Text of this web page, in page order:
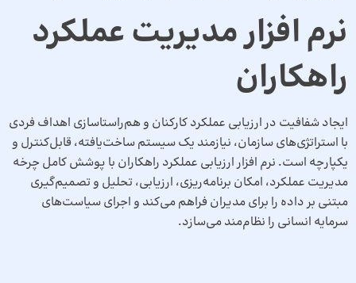
نرم افزار مدیریت عملکرد
راهکاران
ایجاد شفافیت در ارزیابی عملکرد کارکنان و هم‌راستاسازی اهداف فردی
با استراتژی‌های سازمان، نیازمند یک سیستم ساخت‌یافته، قابل‌کنترل و
یکپارچه است. نرم افزار ارزیابی عملکرد راهکاران با پوشش کامل چرخه
مدیریت عملکرد، امکان برنامه‌ریزی، ارزیابی، تحلیل و تصمیم‌گیری
مبتنی بر داده را برای مدیران فراهم می‌کند و اجرای سیاست‌های
سرمایه انسانی را نظام‌مند می‌سازد.